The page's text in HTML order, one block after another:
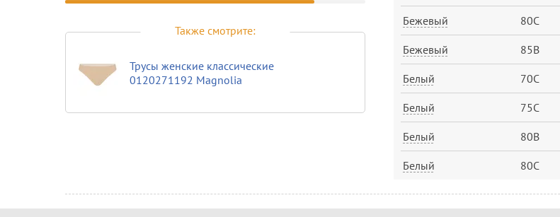
Также смотрите:
Трусы женские классические
0120271192 Magnolia
Бежевый 80C
Бежевый 85B
Белый 70C
Белый 75C
Белый 80B
Белый 80C